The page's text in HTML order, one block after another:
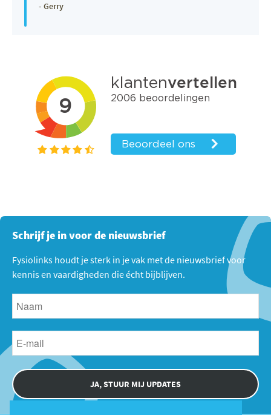
- Gerry
Schrijf je in voor de nieuwsbrief
Fysiolinks houdt je sterk in je vak met de nieuwsbrief voor
kennis en vaardigheden die écht bijblijven.
JA, STUUR MIJ UPDATES